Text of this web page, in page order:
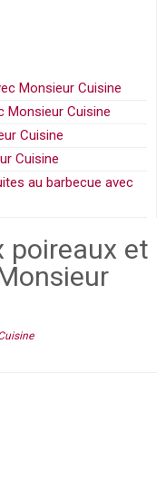
Monsieur Cuisine
Monsieur Cuisine
Cuisine
Cuisine
au barbecue avec
poireaux et